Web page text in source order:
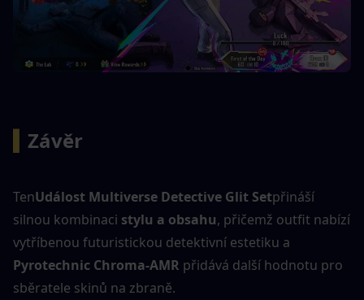
Závěr
TenUdálost Multiverse Detective Glit Setpřináší
silnou kombinaci stylu a obsahu, přičemž outfit nabízí
Pyrotechnic Chroma-AMR přidává další hodnotu pro
sběratele skinů na zbraně.